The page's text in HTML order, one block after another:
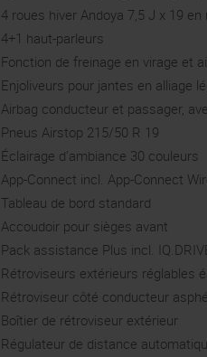
4 roues hiver Andoya 7,5 J x 19
4+1 haut-parleurs
Fonction de freinage en virage et
Enjoliveurs pour jantes en alliage
Airbag conducteur et passager,
Pneus Airstop 215/50 R 19
Éclairage d’ambiance 30 couleurs
App-Connect incl. App-Connect
Tableau de bord standard
Accoudoir pour sièges avant
Pack assistance Plus incl.
Rétroviseurs extérieurs réglables
Rétroviseur côté conducteur
Boîtier de rétroviseur extérieur
Régulateur de distance